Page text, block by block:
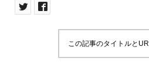
この記事のタイトルと